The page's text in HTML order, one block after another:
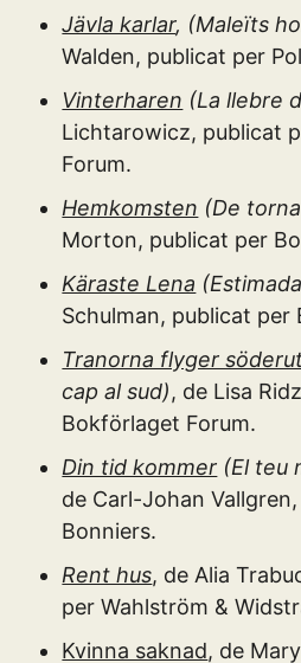
Jävla karlar, (Maleïts
Walden, publicat per
Vinterharen (La llebre
Lichtarowicz, publicat
Forum.
Hemkomsten (De
Morton, publicat per
Käraste Lena
Schulman, publicat per
Tranorna flyger
cap al sud), de Lisa
Bokförlaget Forum.
Din tid kommer (El teu
de Carl-Johan
Bonniers.
Rent hus, de Alia
per Wahlström &
Kvinna saknad, de